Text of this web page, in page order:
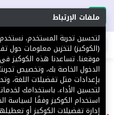
تحميل التطبيق
ملفات الإرتباط
لتحسين تجربة المستخدم،
(الكوكيز) لتخزين معلومات حول
موقعنا. تساعدنا هذه الكوكيز
الدخول الخاصة بك، وتخصيص
بإعدادات مثل تفضيلات اللغة،
لتحسين الأداء. باستخدامك
استخدام الكوكيز وفقًا لسياسة
إدارة تفضيلات الكوكيز أو